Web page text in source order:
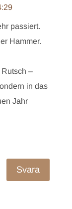
passiert.
Hammer.
–
in das
Jahr
Svara